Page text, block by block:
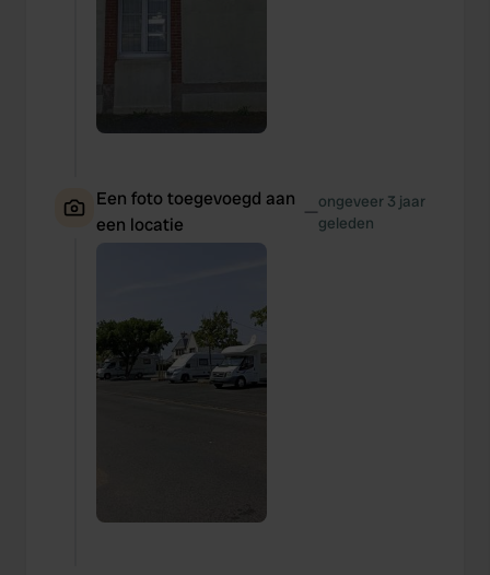
Een foto toegevoegd aan
een locatie
—ongeveer 3 jaar
geleden